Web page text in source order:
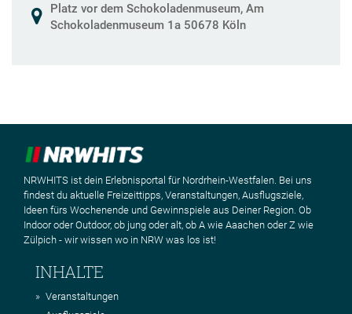
Platz vor dem Schokoladenmuseum, Am
Schokoladenmuseum 1a 50678 Köln
NRWHITS ist dein Erlebnisportal für Nordrhein-Westfalen. Bei uns
findest du aktuelle Freizeittipps, Veranstaltungen, Ausflugsziele,
Ideen fürs Wochenende und Gewinnspiele aus Deiner Region. Ob
Indoor oder Outdoor, ob jung oder alt, ob A wie Aaachen oder Z wie
Zülpich - wir wissen wo in NRW was los ist!
INHALTE
Veranstaltungen